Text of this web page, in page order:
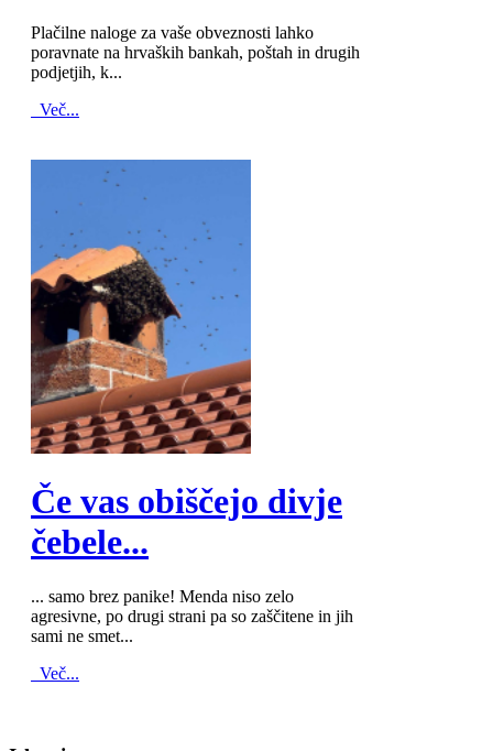
Plačilne naloge za vaše obveznosti lahko
poravnate na hrvaških bankah, poštah in drugih
podjetjih, k...
Več...
Če vas obiščejo divje
čebele...
... samo brez panike! Menda niso zelo
agresivne, po drugi strani pa so zaščitene in jih
sami ne smet...
Več...